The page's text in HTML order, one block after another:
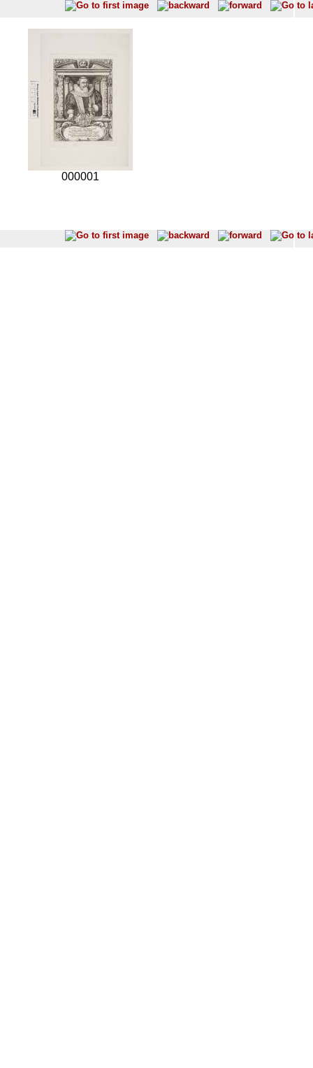
000001